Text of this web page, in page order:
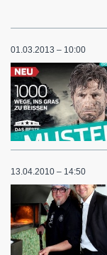
01.03.2013 – 10:00
13.04.2010 – 14:50